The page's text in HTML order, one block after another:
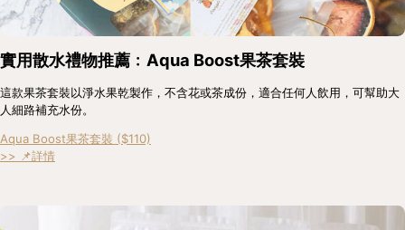
實用散水禮物推薦﹕Aqua Boost果茶套裝
這款果茶套裝以淨水果乾製作，不含花或茶成份，適合任何人飲用，可幫助大
人細路補充水份。
Aqua Boost果茶套裝 ($110)
>> 📌詳情